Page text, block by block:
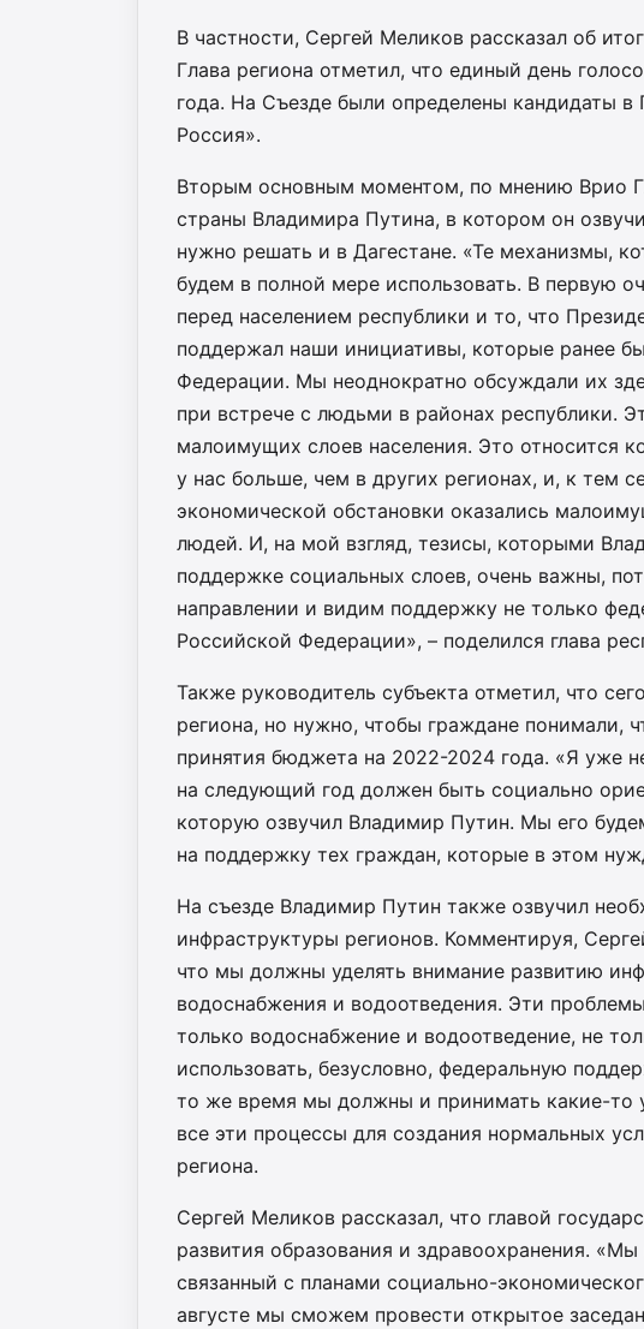
В частности, Сергей Меликов рассказал об
Глава региона отметил, что единый день
года. На Съезде были определены кандидаты
Россия».
Вторым основным моментом, по мнению Врио
страны Владимира Путина, в котором он
нужно решать и в Дагестане. «Те механизмы,
будем в полной мере использовать. В первую
перед населением республики и то, что
поддержал наши инициативы, которые ранее
Федерации. Мы неоднократно обсуждали их
при встрече с людьми в районах республики.
малоимущих слоев населения. Это относится
у нас больше, чем в других регионах, и, к тем
экономической обстановки оказались
людей. И, на мой взгляд, тезисы, которыми
поддержке социальных слоев, очень важны,
направлении и видим поддержку не только
Российской Федерации», – поделился глава
Также руководитель субъекта отметил, что
региона, но нужно, чтобы граждане понимали,
принятия бюджета на 2022-2024 года. «Я уже
на следующий год должен быть социально
которую озвучил Владимир Путин. Мы его
на поддержку тех граждан, которые в этом
На съезде Владимир Путин также озвучил
инфраструктуры регионов. Комментируя,
что мы должны уделять внимание развитию
водоснабжения и водоотведения. Эти
только водоснабжение и водоотведение, не
использовать, безусловно, федеральную
то же время мы должны и принимать какие-то
все эти процессы для создания нормальных
региона.
Сергей Меликов рассказал, что главой
развития образования и здравоохранения.
связанный с планами социально-
августе мы сможем провести открытое